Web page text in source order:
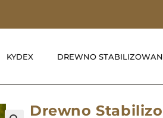
KYDEX DREWNO
Drewno